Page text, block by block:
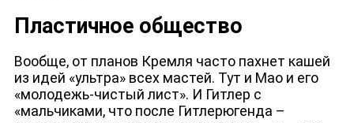
Пластичное общество
Вообще, от планов Кремля часто пахнет кашей
из идей «ультра» всех мастей. Тут и Мао и его
«молодежь-чистый лист». И Гитлер с
«мальчиками, что после Гитлерюгенда –